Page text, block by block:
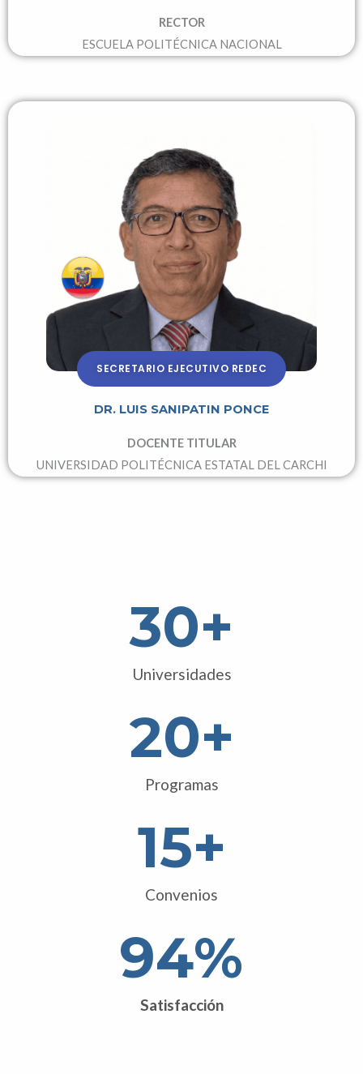
RECTOR
ESCUELA POLITÉCNICA NACIONAL
SECRETARIO EJECUTIVO REDEC
DR. LUIS SANIPATIN PONCE
DOCENTE TITULAR
UNIVERSIDAD POLITÉCNICA ESTATAL DEL CARCHI
Universidades
30+
Programas
20+
Convenios
15+
Satisfacción
95%